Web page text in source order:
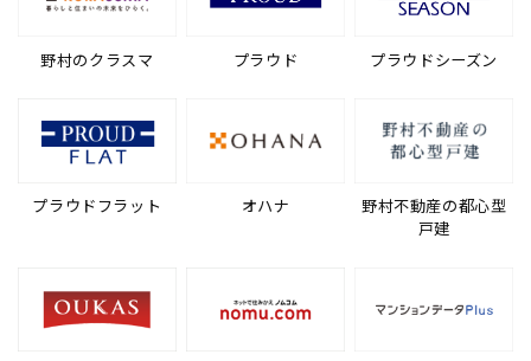
野村のクラスマ プラウド プラウドシーズン
プラウドフラット オハナ
野村不動産の都心型
戸建